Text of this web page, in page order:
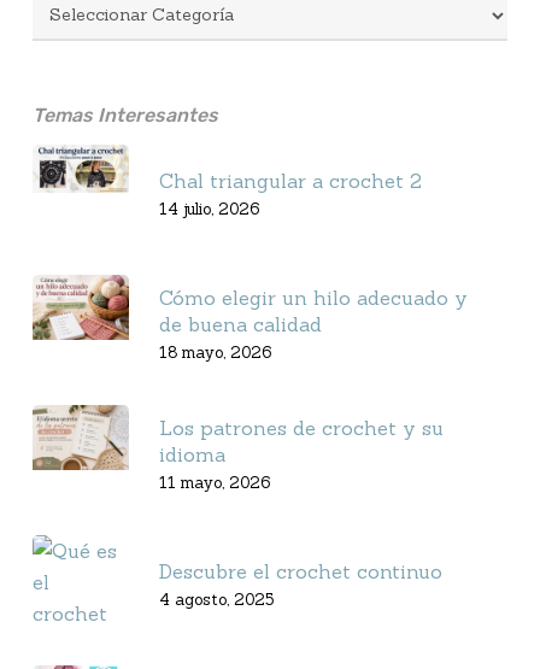
Temas Interesantes
Chal triangular a crochet 2
14 julio, 2026
Cómo elegir un hilo adecuado y
de buena calidad
18 mayo, 2026
Los patrones de crochet y su
idioma
11 mayo, 2026
Descubre el crochet continuo
4 agosto, 2025